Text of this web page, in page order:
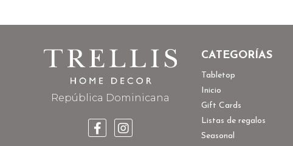
República Dominicana
CATEGORÍAS
Tabletop
Inicio
Gift Cards
Listas de regalos
Seasonal